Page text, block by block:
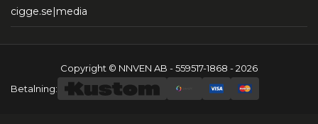
cigge.se|media
Copyright © NNVEN AB - 559517-1868 - 2026
Betalning: